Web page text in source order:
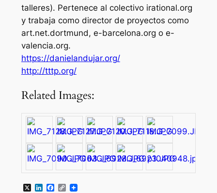
talleres). Pertenece al colectivo irational.org
y trabaja como director de proyectos como
art.net.dortmund, e-barcelona.org o e-
valencia.org.
https://danielandujar.org/
http://tttp.org/
Related Images:
X LinkedIn
Facebook
Copy